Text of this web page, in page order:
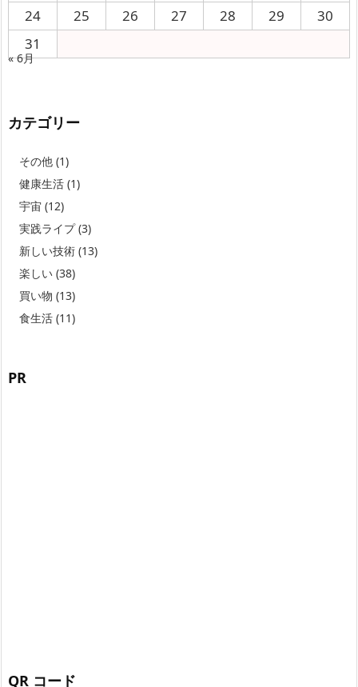
24
25 26 27 28 29
30
31
« 6月
カテゴリー
その他 (1)
健康生活 (1)
宇宙 (12)
実践ライプ(3)
新しい技術 (13)
楽しい (38)
買い物 (13)
食生活 (11)
PR
QR コード